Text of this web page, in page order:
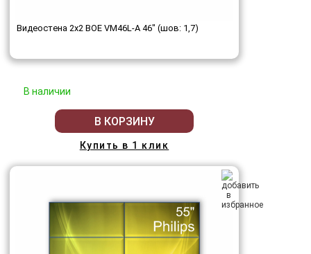
Видеостена 2x2 BOE VM46L-A 46" (шов: 1,7)
В наличии
В КОРЗИНУ
Купить в 1 клик